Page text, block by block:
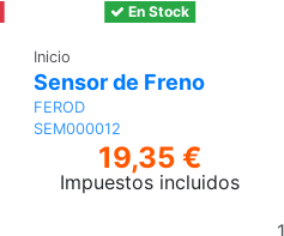
En Stock
Inicio
Sensor de Freno
FEROD
SEM000012
19,35 €
Impuestos incluidos